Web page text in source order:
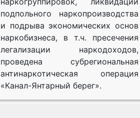
подпольного наркопроизводства
и подрыва экономических основ
наркобизнеса, в т.ч. пресечения
легализации наркодоходов,
проведена субрегиональная
антинаркотическая операция
«Канал-Янтарный берег».